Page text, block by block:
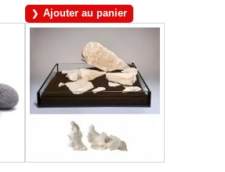
Ajouter au panier